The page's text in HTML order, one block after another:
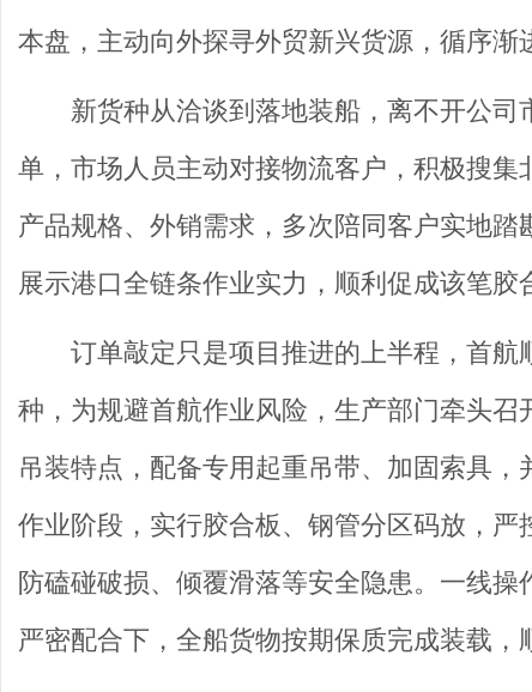
本盘，主动向外探寻外贸新兴货源，循序渐
新货种从洽谈到落地装船，离不开公
单，市场人员主动对接物流客户，积极搜
产品规格、外销需求，多次陪同客户实地
展示港口全链条作业实力，顺利促成该笔胶
订单敲定只是项目推进的上半程，首
种，为规避首航作业风险，生产部门牵头
吊装特点，配备专用起重吊带、加固索具
作业阶段，实行胶合板、钢管分区码放，
防磕碰破损、倾覆滑落等安全隐患。一线
严密配合下，全船货物按期保质完成装载，